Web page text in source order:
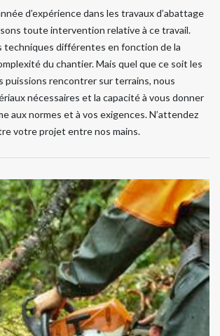
d’expérience dans les travaux d’abattage
toute intervention relative à ce travail.
techniques différentes en fonction de la
du chantier. Mais quel que ce soit les
puissions rencontrer sur terrains, nous
nécessaires et la capacité à vous donner
aux normes et à vos exigences. N’attendez
votre projet entre nos mains.